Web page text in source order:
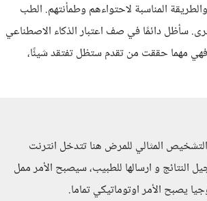
المناسبة لاحتواءهم وطمأنتهم. الطب
دائمًا في صف اعتبار الذكاء الاصطناعي
فهي مهما حققت من تقدم ستظل تفتقد شيئًا،
المثالي للمرض هنا تتدخل انترنت
و ارسالها للطبيب، سيصبح الأمر ممل
يصبح الأمر اوتوماتيكي تماما.